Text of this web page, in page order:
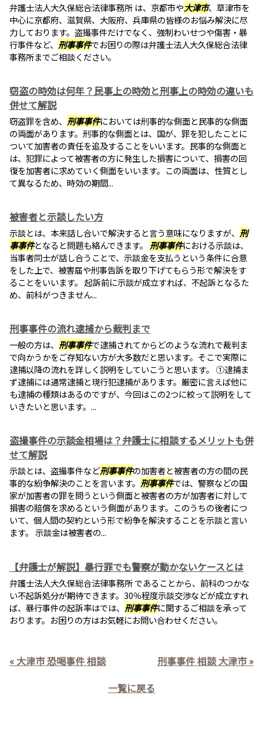
弁護士法人大久保総合法律事務所 は、京都市や大津市、草津市を
中心に京都府、滋賀県、大阪府、兵庫県の皆様のお悩み解決に尽
力しております。盗撮事件だけでなく、強制わいせつや傷害・暴
行事件など、 刑事事件でお困りの際は弁護士法人大久保総合法律
事務所までご相談ください。
窃盗の時効は何年？民事上の時効と刑事上の時効の違いも
併せて解説
窃盗罪を含め、 刑事事件においては刑事的な側面と民事的な側面
の両面があります。刑事的な側面とは、国が、罪を犯したことに
ついて加害者の責任を追及することをいいます。民事的な側面と
は、犯罪によって被害者の方に発生した損害について、損害の回
復を加害者に求めていく側面をいいます。この両面は、性質とし
て異なるため、時効の期間...
被害者と示談したい方
示談とは、本来話し合いで解決すると言う意味になりますが、 刑
事事件となると問題も絡んできます。 刑事事件における示談は、
当事者同士が話し合うことで、示談金を支払うという条件に合意
をした上で、被害届や刑事告訴を取り下げてもらう形で解決をす
ることをいいます。 起訴前に示談が成立すれば、不起訴となるた
め、前科がつきません...
刑事事件の流れ逮捕から裁判まで
一般の方は、 刑事事件で逮捕されてからどのような流れで裁判ま
で向かうかをご存知ない方が大多数だと思います。そこで実際に
逮捕以降の流れを詳しく説明をしていこうと思います。 ①逮捕ま
ず逮捕には通常逮捕と現行犯逮捕があります。厳密に言えば他に
も逮捕の種類はあるのですが、今回はこの2つに絞って説明をして
いきたいと思います。...
盗撮事件の示談金相場は？弁護士に相談するメリットも併
せて解説
示談とは、盗撮事件など刑事事件の加害者と被害者の方の間の民
事的な紛争解決のことを言います。 刑事事件では、警察などの国
家が加害者の罪を問うという側面と被害者の方が加害者に対して
損害の賠償を求めるという側面があります。このうちの後者につ
いて、個人間の契約という形で紛争を解決することを示談と言い
ます。 示談金は被害者の...
【弁護士が解説】暴行罪でも警察が動かないケースとは
弁護士法人大久保総合法律事務所 であることから、前科のつかな
い不起訴処分が期待できます。30％程度示談交渉などが成立すれ
ば、暴行事件の起訴率はでは、 刑事事件に関するご相談を承って
おります。お困りの方はお気軽にお問い合わせください。
« 大津市 恐喝事件 相談
刑事事件 相談 大津市 »
一覧に戻る